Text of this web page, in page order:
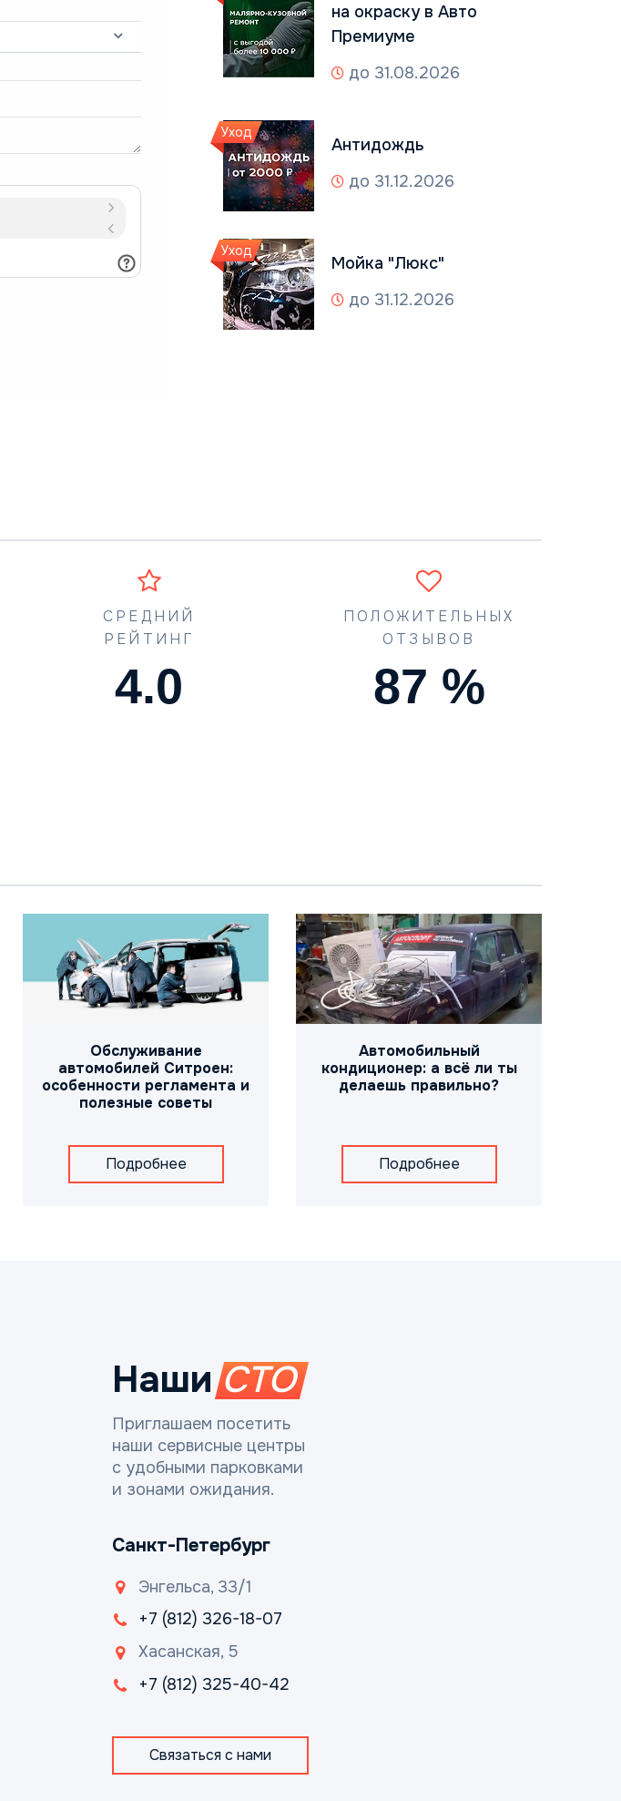
на окраску в Авто
Премиуме
до 31.08.2026
Уход
Антидождь
до 31.12.2026
Уход
Мойка "Люкс"
до 31.12.2026
СРЕДНИЙ
РЕЙТИНГ
4.5
ПОЛОЖИТЕЛЬНЫХ
ОТЗЫВОВ
90 %
Обслуживание
автомобилей Ситроен:
особенности регламента и
полезные советы
Подробнее
Автомобильный
кондиционер: а всё ли ты
делаешь правильно?
Подробнее
НашиСТО
Приглашаем посетить
наши сервисные центры
с удобными парковками
и зонами ожидания.
Санкт-Петербург
Энгельса, 33/1
+7 (812) 326-18-07
Хасанская, 5
+7 (812) 325-40-42
Связаться с нами